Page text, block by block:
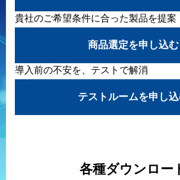
貴社のご希望条件に合った製品を提案
商品選定を申し込む
導入前の不安を、テストで解消
テストルームを申し
各種ダウンロー